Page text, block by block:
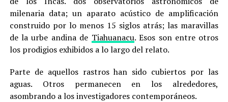
milenaria data; un aparato acústico de amplificación
construido por lo menos 15 siglos atrás; las maravillas
de la urbe andina de Tiahuanacu. Esos son entre otros
los prodigios exhibidos a lo largo del relato.
Parte de aquellos rastros han sido cubiertos por las
aguas. Otros permanecen en los alrededores,
asombrando a los investigadores contemporáneos.